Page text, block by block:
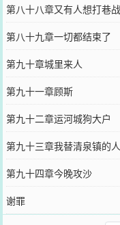
第八十八章又有人想打巷战
第八十九章一切都结束了
第九十章城里来人
第九十一章顾斯
第九十二章运河城狗大户
第九十三章我替清泉镇的
第九十四章今晚攻沙
谢罪